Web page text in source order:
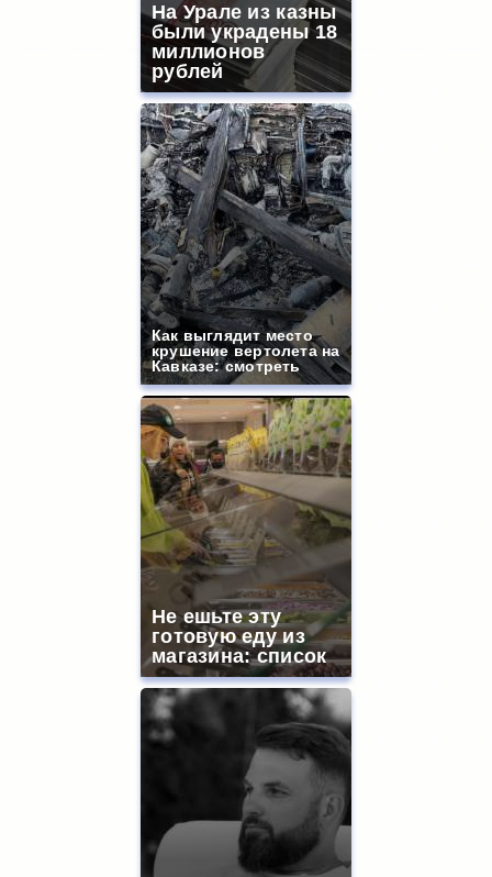
На Урале из казны
были украдены 18
миллионов
рублей
Как выглядит место
крушение вертолета на
Кавказе: смотреть
Не ешьте эту
готовую еду из
магазина: список